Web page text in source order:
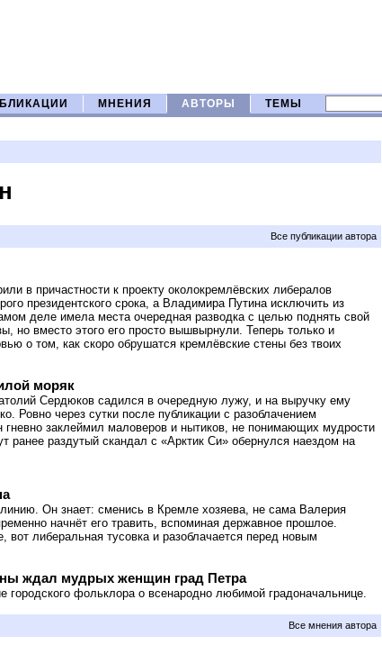
МНЕНИЯ АВТОРЫ ТЕМЫ
Все публикации автора
в причастности к проекту околокремлёвских либералов
президентского срока, а Владимира Путина исключить из
деле имела места очередная разводка с целью поднять свой
но вместо этого его просто вышвырнули. Теперь только и
о том, как скоро обрушатся кремлёвские стены без твоих
моряк
Сердюков садился в очередную лужу, и на выручку ему
Ровно через сутки после публикации с разоблачением
гневно заклеймил маловеров и нытиков, не понимающих мудрости
ранее раздутый скандал с «Арктик Си» обернулся наездом на
Он знает: сменись в Кремле хозяева, не сама Валерия
начнёт его травить, вспоминая державное прошлое.
вот либеральная тусовка и разоблачается перед новым
ждал мудрых женщин град Петра
городского фольклора о всенародно любимой градоначальнице.
Все мнения автора